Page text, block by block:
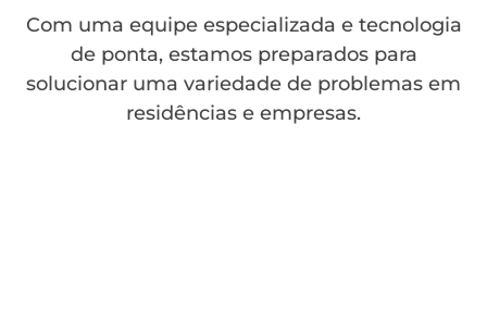
Com uma equipe especializada e tecnologia
de ponta, estamos preparados para
solucionar uma variedade de problemas em
residências e empresas.